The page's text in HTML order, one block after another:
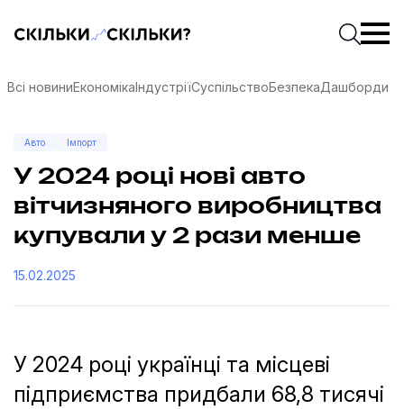
Скільки-скільки? — Медіа про суспільні даніПочати
Всі новиниЕкономікаІндустріїСуспільствоБезпекаДашборди
Авто Імпорт
У 2024 році нові авто
вітчизняного виробництва
купували у 2 рази менше
15.02.2025
У 2024 році українці та місцеві
підприємства придбали 68,8 тисячі